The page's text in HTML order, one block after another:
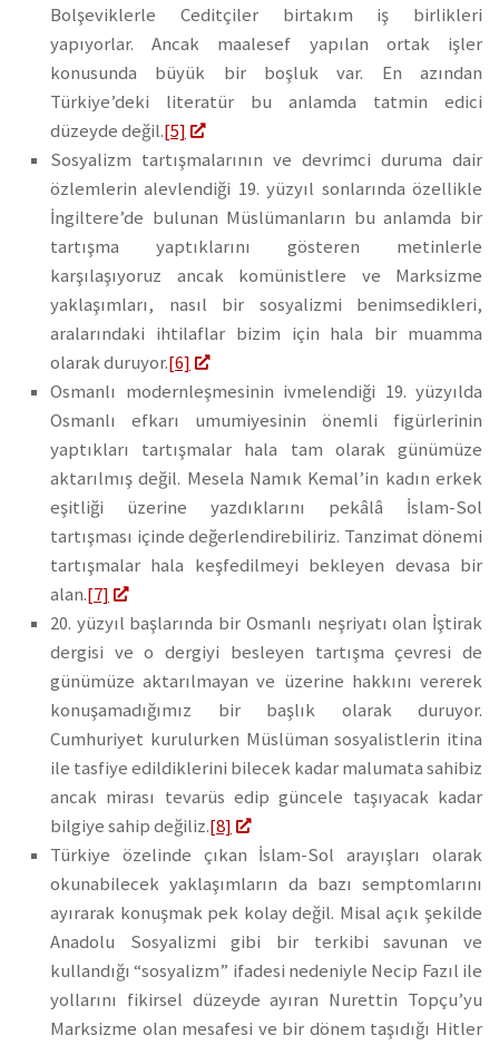
Bolşeviklerle Ceditçiler birtakım iş birlikleri
yapıyorlar. Ancak maalesef yapılan ortak işler
konusunda büyük bir boşluk var. En azından
Türkiye’deki literatür bu anlamda tatmin edici
düzeyde değil.[5]
Sosyalizm tartışmalarının ve devrimci duruma dair
özlemlerin alevlendiği 19. yüzyıl sonlarında özellikle
İngiltere’de bulunan Müslümanların bu anlamda bir
tartışma yaptıklarını gösteren metinlerle
karşılaşıyoruz ancak komünistlere ve Marksizme
yaklaşımları, nasıl bir sosyalizmi benimsedikleri,
aralarındaki ihtilaflar bizim için hala bir muamma
olarak duruyor.[6]
Osmanlı modernleşmesinin ivmelendiği 19. yüzyılda
Osmanlı efkarı umumiyesinin önemli figürlerinin
yaptıkları tartışmalar hala tam olarak günümüze
aktarılmış değil. Mesela Namık Kemal’in kadın erkek
eşitliği üzerine yazdıklarını pekâlâ İslam-Sol
tartışması içinde değerlendirebiliriz. Tanzimat dönemi
tartışmalar hala keşfedilmeyi bekleyen devasa bir
alan.[7]
20. yüzyıl başlarında bir Osmanlı neşriyatı olan İştirak
dergisi ve o dergiyi besleyen tartışma çevresi de
günümüze aktarılmayan ve üzerine hakkını vererek
konuşamadığımız bir başlık olarak duruyor.
Cumhuriyet kurulurken Müslüman sosyalistlerin itina
ile tasfiye edildiklerini bilecek kadar malumata sahibiz
ancak mirası tevarüs edip güncele taşıyacak kadar
bilgiye sahip değiliz.[8]
Türkiye özelinde çıkan İslam-Sol arayışları olarak
okunabilecek yaklaşımların da bazı semptomlarını
ayırarak konuşmak pek kolay değil. Misal açık şekilde
Anadolu Sosyalizmi gibi bir terkibi savunan ve
kullandığı “sosyalizm” ifadesi nedeniyle Necip Fazıl ile
yollarını fikirsel düzeyde ayıran Nurettin Topçu’yu
Marksizme olan mesafesi ve bir dönem taşıdığı Hitler